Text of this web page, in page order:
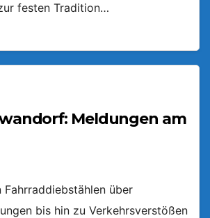
festen Tradition…
Meldungen am
Fahrraddiebstählen über
bis hin zu Verkehrsverstößen